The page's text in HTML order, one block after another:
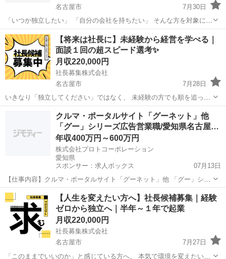
名古屋市
7月30日
「いつか独立したい」 「自分の会社を持ちたい」 そんな方を対象に、
社長候補メンバーを募集しています！ 経験・学歴は一切不問。 まずは
社員として働きながら、人材サービス業の基礎から学んでいただきま
す◎ ━...
愛知 名古屋市 その他
【将来は社長に】未経験から経営を学べる｜
面談１回の超スピード選考✨
月収220,000円
社長募集株式会社
名古屋市
7月28日
いきなり「独立してください」ではなく、 未経験の方でも順を追って
学べる環境です。 「社長になりたいけど、何から始めればいいか分か
らない」 そんな方に向けた募集です！ 〈 お仕事の内容 〉 人材サー
名古屋市 その他 未経験
クルマ・ポータルサイト「グーネット」他
「グー」シリーズ広告営業職/愛知県名古屋…
年収400万円～600万円
株式会社プロトコーポレーション
愛知県
スポンサー：求人ボックス
07月13日
【仕事内容】クルマ・ポータルサイト「グーネット」他 「グー」シリ
ーズ広告営業職/愛知県名古屋市 仕事内容: 「20代の若手」活躍中!
「グー」シリーズを中心とした当社の商品やサービスを駆使し、クラ
イアントである中古車・バイク販売店...
正社員
【人生を変えたい方へ】社長候補募集｜経験
ゼロから独立へ｜半年～１年で起業
月収220,000円
社長募集株式会社
名古屋市
7月27日
「このままでいいのか」と感じている方へ。 本気で環境を変えたい方